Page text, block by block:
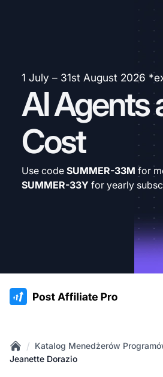
1 July – 31st August 2026
AI Agents
Cost
Use code SUMMER-33M for
SUMMER-33Y for yearly
:site.title
Home
/ Katalog Menedżerów
Jeanette Dorazio